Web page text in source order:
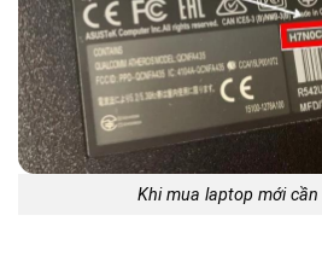
Khi mua laptop mới